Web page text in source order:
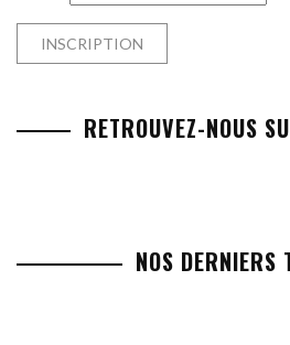
RETROUVEZ-NOUS
NOS DERNIERS